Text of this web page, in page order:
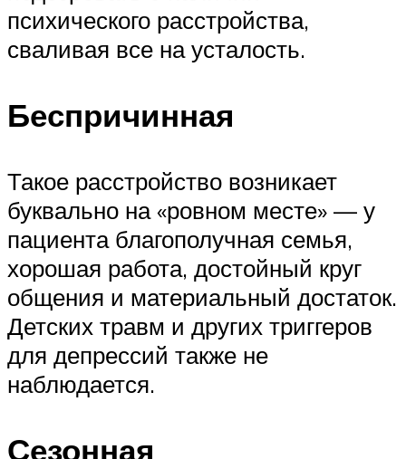
психического расстройства,
сваливая все на усталость.
Беспричинная
Такое расстройство возникает
буквально на «ровном месте» — у
пациента благополучная семья,
хорошая работа, достойный круг
общения и материальный достаток.
Детских травм и других триггеров
для депрессий также не
наблюдается.
Сезонная